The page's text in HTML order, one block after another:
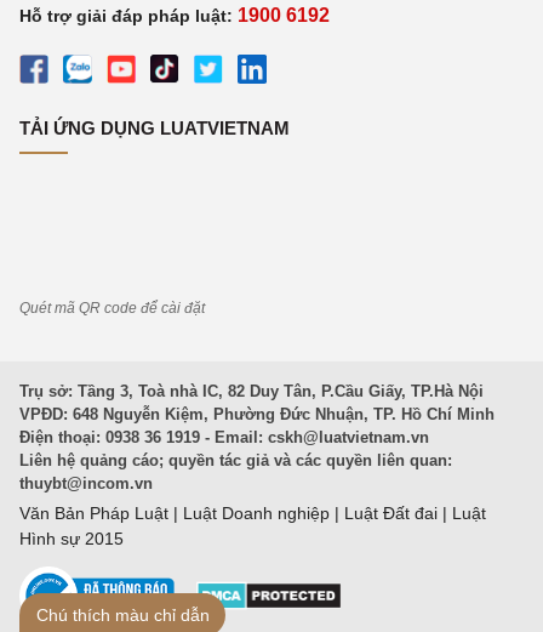
Hỗ trợ giải đáp pháp luật: 1900 6192
TẢI ỨNG DỤNG LUATVIETNAM
Quét mã QR code để cài đặt
Trụ sở: Tầng 3, Toà nhà IC, 82 Duy Tân, P.Cầu Giấy, TP.Hà Nội
VPĐD: 648 Nguyễn Kiệm, Phường Đức Nhuận, TP. Hồ Chí Minh
Điện thoại: 0938 36 1919 - Email: cskh@luatvietnam.vn
Liên hệ quảng cáo; quyền tác giả và các quyền liên quan:
thuybt@incom.vn
Văn Bản Pháp Luật | Luật Doanh nghiệp | Luật Đất đai | Luật
Hình sự 2015
Chú thích màu chỉ dẫn